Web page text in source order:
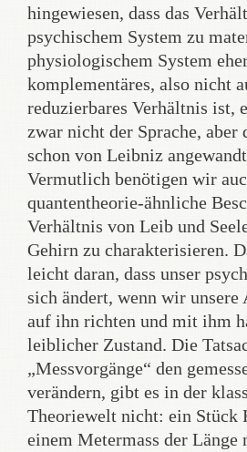
hingewiesen, dass das
psychischem System zu
physiologischem System
komplementäres, also nicht
reduzierbares Verhältnis ist,
zwar nicht der Sprache, aber
schon von Leibniz
Vermutlich benötigen wir
quantentheorie-ähnliche
Verhältnis von Leib und
Gehirn zu charakterisieren.
leicht daran, dass unser
sich ändert, wenn wir
auf ihn richten und mit ihm
leiblicher Zustand. Die
„Messvorgänge“ den
verändern, gibt es in der
Theoriewelt nicht: ein Stück
einem Metermass der Länge